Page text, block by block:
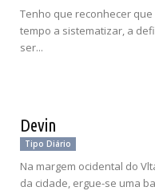
Tenho que reconhecer
tempo a sistematizar, a
ser...
Devin
Tipo Diário
Na margem ocidental do
da cidade, ergue-se uma